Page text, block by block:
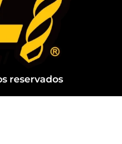
reservados